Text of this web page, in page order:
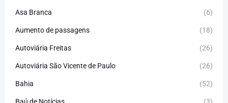
Asa Branca (6)
Aumento de passagens (18)
Autoviária Freitas (26)
Autoviária São Vicente de Paulo (26)
Bahia (52)